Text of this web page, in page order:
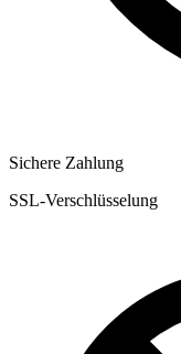
Sichere Zahlung
SSL-Verschlüsselung